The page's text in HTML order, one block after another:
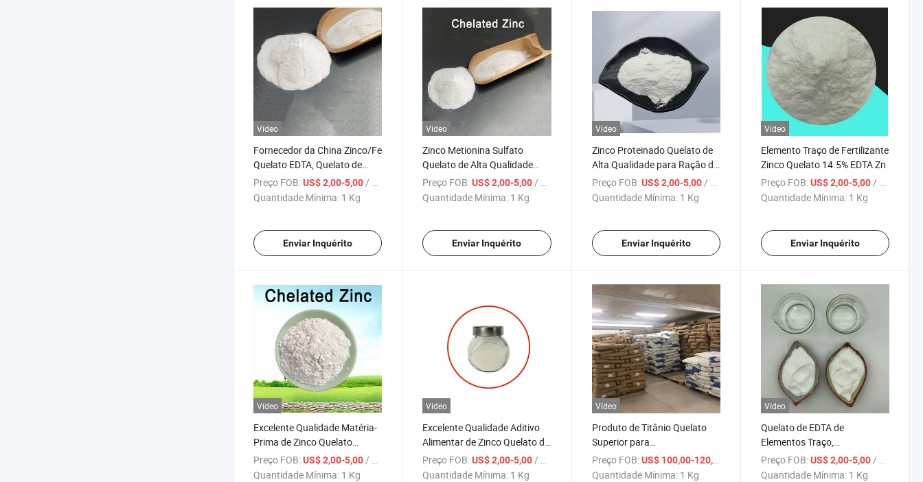
Vídeo
Fornecedor da China Zinco/Fe
Quelato EDTA, Quelato de
Elementos Traço EDTA
Preço FOB:US$ 2,00-5,00/ Kg
Quantidade Mínima: 1 Kg
Enviar Inquérito
Vídeo
Zinco Metionina Sulfato
Quelato de Alta Qualidade
CAS No. 56329-42-1
Preço FOB: US$ 2,00-5,00/ Kg
Quantidade Mínima: 1 Kg
Enviar Inquérito
Vídeo
Zinco Proteinado Quelato de
Alta Qualidade para Ração de
Animais e Aves
Preço FOB: US$ 2,00-5,00/ Kg
Quantidade Mínima: 1 Kg
Enviar Inquérito
Vídeo
Elemento Traço de Fertilizante
Zinco Quelato 14.5% EDTA Zn
Preço FOB: US$ 2,00-5,00/ Kg
Quantidade Mínima: 1 Kg
Enviar Inquérito
Vídeo
Excelente Qualidade Matéria-
Prima de Zinco Quelato
Proteico Direto da Fábrica
para Nutriente de Ração
Preço FOB:US$ 2,00-5,00 / Kg
Quantidade Mínima: 1 Kg
Vídeo
Excelente Qualidade Aditivo
Alimentar de Zinco Quelato de
Proteína Direto da Fábrica
Matéria-Prima
Preço FOB: US$ 2,00-5,00 / Kg
Quantidade Mínima: 1 Kg
Vídeo
Produto de Titânio Quelato
Superior para
Desenvolvimento Acelerado
de Raízes e Absorção de
Preço FOB: US$ 100,00-120,00
Quantidade Mínima: 1 Kg
Vídeo
Quelato de EDTA de
Elementos Traço,
Zinco/Cobre/Manganês/Molibdênio
Quelatado com EDTA
Preço FOB: US$ 2,00-5,00 / Kg
Quantidade Mínima: 1 Kg